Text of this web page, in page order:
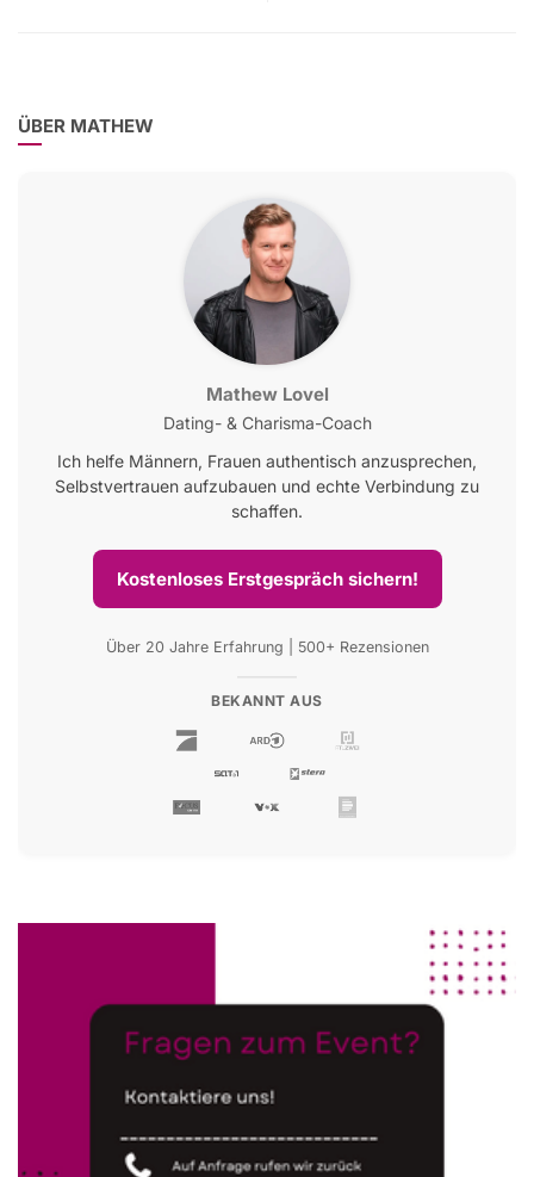
ÜBER MATHEW
Mathew Lovel
Dating- & Charisma-Coach
Ich helfe Männern, Frauen authentisch anzusprechen,
Selbstvertrauen aufzubauen und echte Verbindung zu
schaffen.
Kostenloses Erstgespräch sichern!
Über 20 Jahre Erfahrung | 500+ Rezensionen
BEKANNT AUS